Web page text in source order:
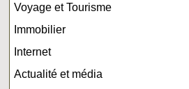
Voyage et Tourisme
Immobilier
Internet
Actualité et média